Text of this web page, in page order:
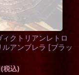
ィクトリアンレトロ
ルアンブレラ [ブラッ
(税込)